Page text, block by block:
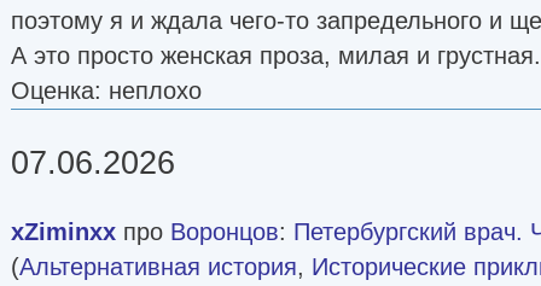
поэтому я и ждала чего-то запредельного и
А это просто женская проза, милая и
Оценка: неплохо
07.06.2026
xZiminxx про Воронцов: Петербургский врач.
(Альтернативная история, Исторические